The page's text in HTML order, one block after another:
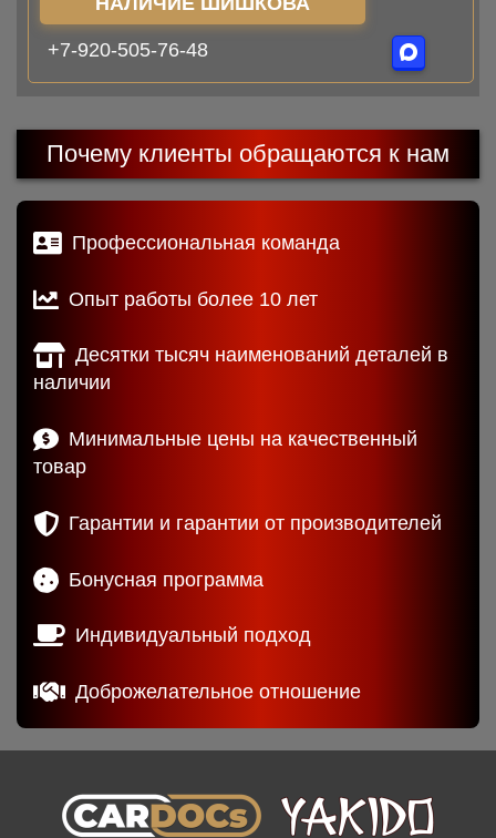
+7-920-505-76-48
Почему клиенты обращаются к нам
Профессиональная команда
Опыт работы более 10 лет
Десятки тысяч наименований деталей в
наличии
Минимальные цены на качественный
товар
Гарантии и гарантии от производителей
Бонусная программа
Индивидуальный подход
Доброжелательное отношение